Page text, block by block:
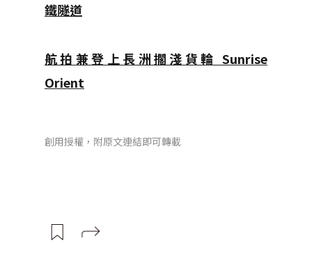
鐵隧道
航拍兼登上長洲擱淺貨輪 Sunrise
Orient
創用授權，附原文連結即可轉載